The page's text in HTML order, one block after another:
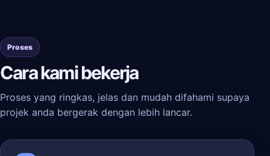
Proses
Cara kami bekerja
Proses yang ringkas, jelas dan mudah difahami supaya
projek anda bergerak dengan lebih lancar.